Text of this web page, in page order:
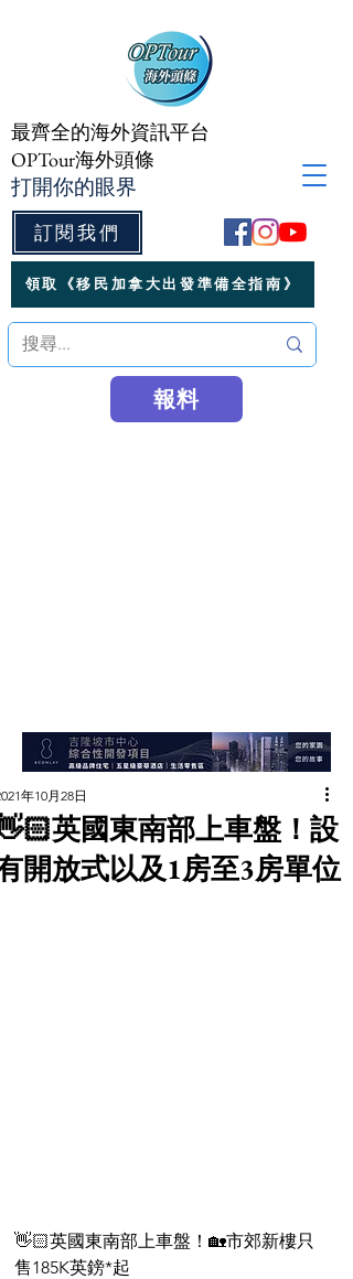
訂閱我們
最齊全的海外資訊平台
OPTour海外頭條
打開你的眼界
領取《移民加拿大出發準備全指南》
報料
英國東南部上車盤！設
開放式以及1房至3房單位
年10月28日
👋🏻英國東南部上車盤！🏡市郊新樓只
售185K英鎊*起